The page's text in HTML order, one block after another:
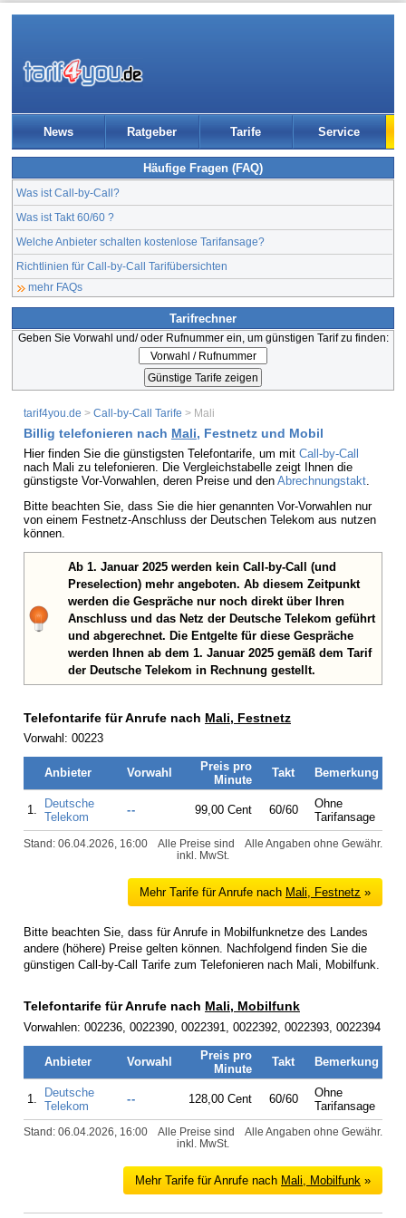
News Ratgeber Tarife Service
Häufige Fragen (FAQ)
Was ist Call-by-Call?
Was ist Takt 60/60 ?
Welche Anbieter schalten kostenlose Tarifansage?
Richtlinien für Call-by-Call Tarifübersichten
mehr FAQs
Tarifrechner
Geben Sie Vorwahl und/ oder Rufnummer ein, um günstigen Tarif zu finden:
tarif4you.de > Call-by-Call Tarife > Mali
Billig telefonieren nach Mali, Festnetz und Mobil
Hier finden Sie die günstigsten Telefontarife, um mit Call-by-Call
nach Mali zu telefonieren. Die Vergleichstabelle zeigt Ihnen die
günstigste Vor-Vorwahlen, deren Preise und den Abrechnungstakt
Bitte beachten Sie, dass Sie die hier genannten Vor-Vorwahlen nur
von einem Festnetz-Anschluss der Deutschen Telekom aus nutzen
können.
Ab 1. Januar 2025 werden kein Call-by-Call (und
Preselection) mehr angeboten. Ab diesem Zeitpunkt
werden die Gespräche nur noch direkt über Ihren
Anschluss und das Netz der Deutsche Telekom geführt
und abgerechnet. Die Entgelte für diese Gespräche
werden Ihnen ab dem 1. Januar 2025 gemäß dem Tarif
der Deutsche Telekom in Rechnung gestellt.
Telefontarife für Anrufe nach Mali, Festnetz
Vorwahl: 00223
Anbieter Vorwahl
Preis pro
Minute
Takt Bemerkung
1.
Deutsche
Telekom
-- 99,00 Cent 60/60
Ohne
Tarifansage
Stand: 06.04.2026, 16:00 Alle Angaben ohne Gewähr.
Alle Preise sind
inkl. MwSt.
Mehr Tarife für Anrufe nach Mali, Festnetz »
Bitte beachten Sie, dass für Anrufe in Mobilfunknetze des Landes
andere (höhere) Preise gelten können. Nachfolgend finden Sie die
günstigen Call-by-Call Tarife zum Telefonieren nach Mali, Mobilfunk.
Telefontarife für Anrufe nach Mali, Mobilfunk
Vorwahlen: 002236, 0022390, 0022391, 0022392, 0022393, 0022394
Anbieter Vorwahl
Preis pro
Minute
Takt Bemerkung
1.
Deutsche
Telekom
-- 128,00 Cent 60/60
Ohne
Tarifansage
Stand: 06.04.2026, 16:00 Alle Angaben ohne Gewähr.
Alle Preise sind
inkl. MwSt.
Mehr Tarife für Anrufe nach Mali, Mobilfunk »